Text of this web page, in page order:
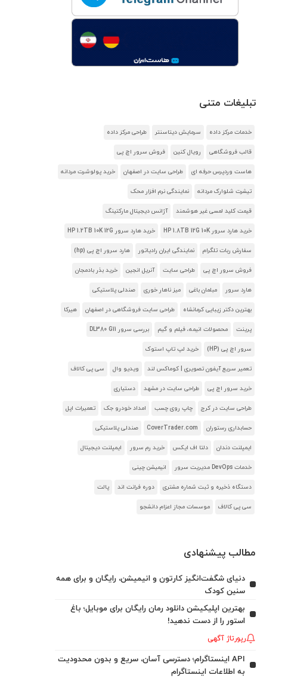
تبلیغات متنی
خدمات مرکز داده سرمایش دیتاسنتر طراحی مرکز داده
قالب فروشگاهی رویال کنین فروش سرور اچ پی
هاست وردپرس حرفه ای طراحی سایت در اصفهان خرید پولوشرت مردانه
تیشرت شلوارک مردانه نمایندگی نرم افزار محک
قیمت کلید لمسی غیر هوشمند آژانس دیجیتال مارکتینگ
خرید هارد سرور HP 1.8TB 12G 10K خرید هارد سرور HP 1.2TB 10K 12G
سفارش ربات تلگرام نمایندگی ایران رادیاتور هارد سرور اچ پی (hp)
فروش سرور اچ پی طراحی سایت آنریل انجین خرید بذر بادمجان
هارد سرور مبلمان باغی میز ناهار خوری صندلی پلاستیکی
بهترین دکتر زیبایی کرمانشاه طراحی سایت فروشگاهی در اصفهان هیرکا
پرینت محصولات انیمه، فیلم و گیم بررسی سرور DL380 G11
سرور اچ پی (HP) خرید لپ تاپ استوک
تعمیر سریع آیفون تصویری | کوماکس لند ویدیو وال سی پی کالاف
خرید سرور اچ پی طراحی سایت در مشهد دستیاری
طراحی سایت در کرج چاپ روی چسب امداد خودرو جک تعمیرات اپل
حسابداری رستوران CoverTrader.com صندلی پلاستیکی
ایمپلنت دندان دلتا اف ایکس خرید رم سرور ایمپلنت دیجیتال
خدمات DevOps مدیریت سرور انیمیشن چینی
دستگاه ذخیره و ثبت شماره مشتری دوره فرانت اند پالت
سی پی کالاف موسسات مجاز اعزام دانشجو
مطالب پیشنهادی
دنیای شگفت‌انگیز کارتون و انیمیشن، رایگان و برای همه
سنین کودک
بهترین اپلیکیشن دانلود رمان رایگان برای موبایل؛ باغ
استور را از دست ندهید!
رپورتاژ آگهی
API اینستاگرام؛ دسترسی آسان، سریع و بدون محدودیت
به اطلاعات اینستاگرام